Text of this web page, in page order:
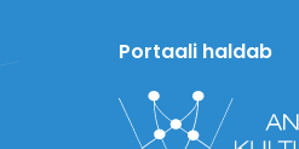
Portaali haldab